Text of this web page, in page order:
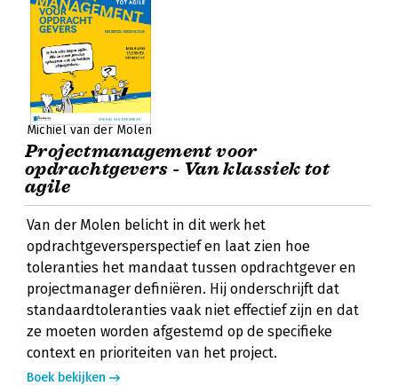
Michiel van der Molen
Projectmanagement voor
opdrachtgevers - Van klassiek tot
agile
Van der Molen belicht in dit werk het
opdrachtgeversperspectief en laat zien hoe
toleranties het mandaat tussen opdrachtgever en
projectmanager definiëren. Hij onderschrijft dat
standaardtoleranties vaak niet effectief zijn en dat
ze moeten worden afgestemd op de specifieke
context en prioriteiten van het project.
Boek bekijken